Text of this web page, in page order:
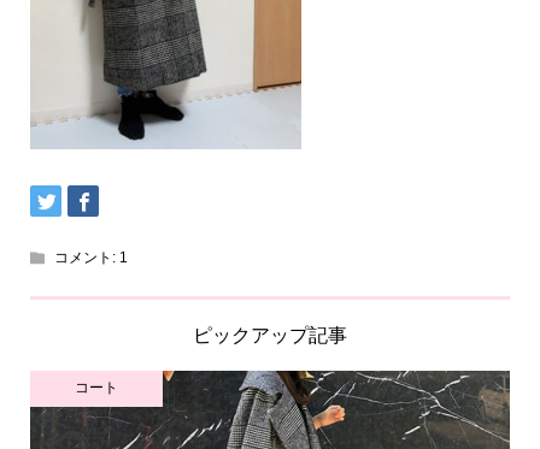
コメント: 1
ピックアップ記事
コート